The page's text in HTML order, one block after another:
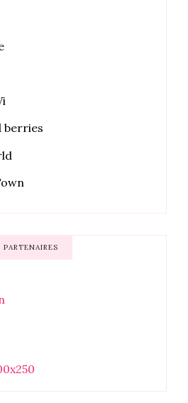
berries
PARTENAIRES